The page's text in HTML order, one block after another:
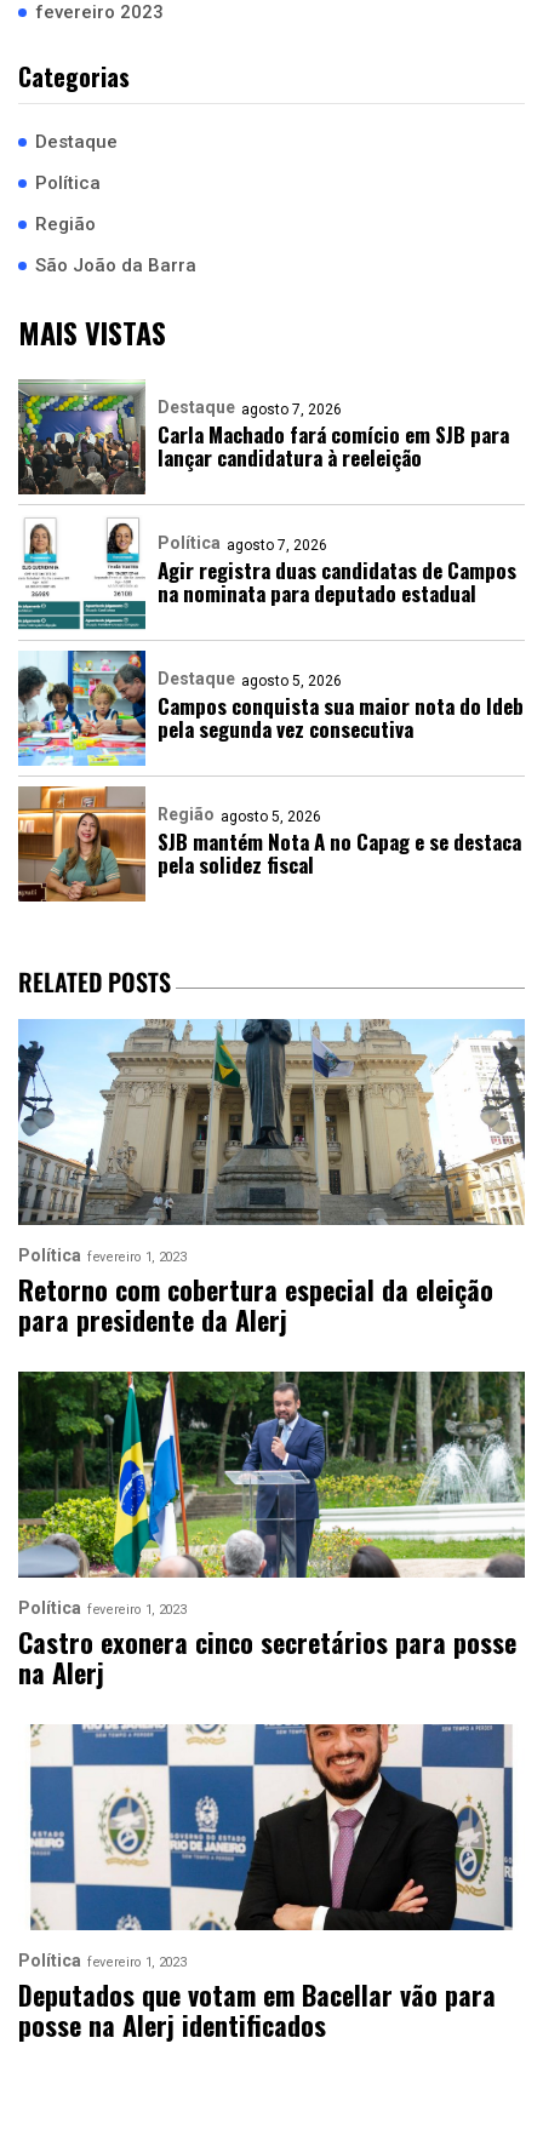
fevereiro 2023
Categorias
Destaque
Política
Região
São João da Barra
MAIS VISTAS
Destaque agosto 7, 2026
Carla Machado fará comício em SJB para
lançar candidatura à reeleição
Política agosto 7, 2026
Agir registra duas candidatas de Campos
na nominata para deputado estadual
Destaque agosto 5, 2026
Campos conquista sua maior nota do Ideb
pela segunda vez consecutiva
Região agosto 5, 2026
SJB mantém Nota A no Capag e se destaca
pela solidez fiscal
RELATED POSTS
Política fevereiro 1, 2023
Retorno com cobertura especial da eleição
para presidente da Alerj
Política fevereiro 1, 2023
Castro exonera cinco secretários para posse
na Alerj
Política fevereiro 1, 2023
Deputados que votam em Bacellar vão para
posse na Alerj identificados